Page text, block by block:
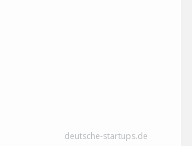
deutsche-startups.de